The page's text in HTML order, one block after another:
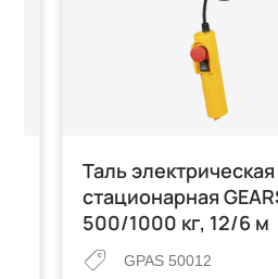
Таль
стационарная
500/1000 кг, 12/6 м
GPAS 50012